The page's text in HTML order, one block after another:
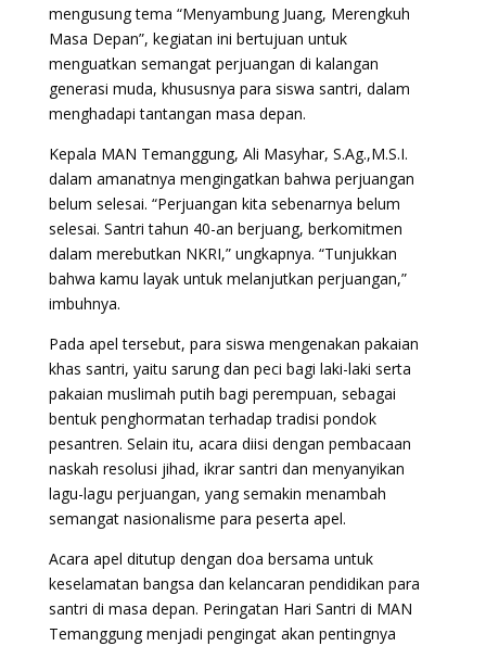
mengusung tema “Menyambung Juang, Merengkuh
Masa Depan”, kegiatan ini bertujuan untuk
menguatkan semangat perjuangan di kalangan
generasi muda, khususnya para siswa santri, dalam
menghadapi tantangan masa depan.
Kepala MAN Temanggung, Ali Masyhar, S.Ag.,M.S.I.
dalam amanatnya mengingatkan bahwa perjuangan
belum selesai. “Perjuangan kita sebenarnya belum
selesai. Santri tahun 40-an berjuang, berkomitmen
dalam merebutkan NKRI,” ungkapnya. “Tunjukkan
bahwa kamu layak untuk melanjutkan perjuangan,”
imbuhnya.
Pada apel tersebut, para siswa mengenakan pakaian
khas santri, yaitu sarung dan peci bagi laki-laki serta
pakaian muslimah putih bagi perempuan, sebagai
bentuk penghormatan terhadap tradisi pondok
pesantren. Selain itu, acara diisi dengan pembacaan
naskah resolusi jihad, ikrar santri dan menyanyikan
lagu-lagu perjuangan, yang semakin menambah
semangat nasionalisme para peserta apel.
Acara apel ditutup dengan doa bersama untuk
keselamatan bangsa dan kelancaran pendidikan para
santri di masa depan. Peringatan Hari Santri di MAN
Temanggung menjadi pengingat akan pentingnya